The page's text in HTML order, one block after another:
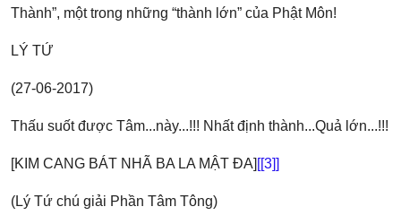
Thành”, một trong những “thành lớn” của Phật Môn!
LÝ TỨ
(27-06-2017)
Thấu suốt được Tâm...này...!!! Nhất định thành...Quả lớn...!!!
[KIM CANG BÁT NHÃ BA LA MẬT ĐA] [[3]]
(Lý Tứ chú giải Phần Tâm Tông)